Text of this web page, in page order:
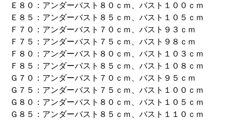
Ｅ８０：アンダーバスト８０ｃｍ、バスト１００ｃｍ
Ｅ８５：アンダーバスト８５ｃｍ、バスト１０５ｃｍ
Ｆ７０：アンダーバスト７０ｃｍ、バスト９３ｃｍ
Ｆ７５：アンダーバスト７５ｃｍ、バスト９８ｃｍ
Ｆ８０：アンダーバスト８０ｃｍ、バスト１０３ｃｍ
Ｆ８５：アンダーバスト８５ｃｍ、バスト１０８ｃｍ
Ｇ７０：アンダーバスト７０ｃｍ、バスト９５ｃｍ
Ｇ７５：アンダーバスト７５ｃｍ、バスト１００ｃｍ
Ｇ８０：アンダーバスト８０ｃｍ、バスト１０５ｃｍ
Ｇ８５：アンダーバスト８５ｃｍ、バスト１１０ｃｍ